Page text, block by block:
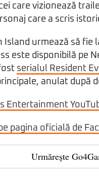
care vizionează
care a scris
Island urmează să
este disponibilă pe
serialul Resident
anulat după
Entertainment
pagina oficială de
Urmărește